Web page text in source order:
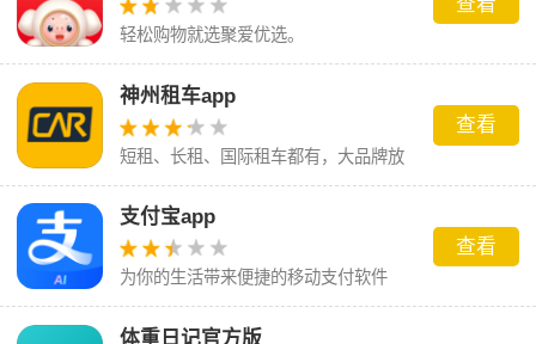
轻松购物就选聚爱优选。
神州租车app
短租、长租、国际租车都有，大品牌放
心租
查看
支付宝app
为你的生活带来便捷的移动支付软件
查看
体重日记官方版